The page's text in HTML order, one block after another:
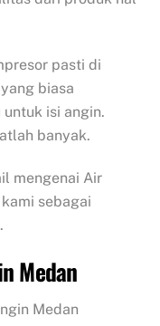
pasti di
biasa
isi angin.
banyak.
mengenai Air
sebagai
Medan